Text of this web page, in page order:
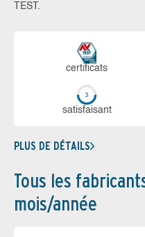
TEST.
certi­ficats
sa­tis­fai­sant
PLUS DE DÉTAILS
Tous les
mois/année